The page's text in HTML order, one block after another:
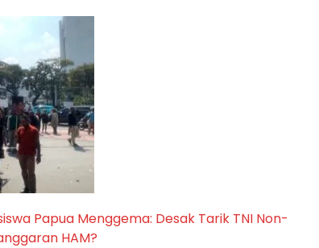
Papua Menggema: Desak Tarik TNI Non-
HAM?